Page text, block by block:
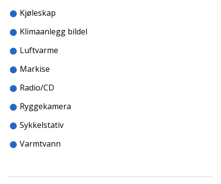
Kjøleskap
Klimaanlegg bildel
Luftvarme
Markise
Radio/CD
Ryggekamera
Sykkelstativ
Varmtvann